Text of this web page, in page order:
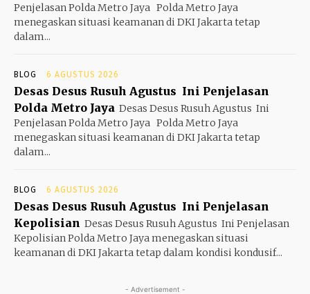
Penjelasan Polda Metro Jaya Polda Metro Jaya
menegaskan situasi keamanan di DKI Jakarta tetap
dalam...
BLOG 6 AGUSTUS 2026
Desas Desus Rusuh Agustus Ini Penjelasan
Polda Metro Jaya Desas Desus Rusuh Agustus Ini
Penjelasan Polda Metro Jaya Polda Metro Jaya
menegaskan situasi keamanan di DKI Jakarta tetap
dalam...
BLOG 6 AGUSTUS 2026
Desas Desus Rusuh Agustus Ini Penjelasan
Kepolisian Desas Desus Rusuh Agustus Ini Penjelasan
Kepolisian Polda Metro Jaya menegaskan situasi
keamanan di DKI Jakarta tetap dalam kondisi kondusif...
- Advertisement -